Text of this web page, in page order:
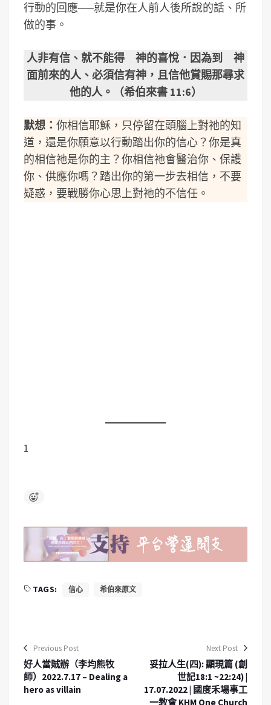
行動的回應──就是你在人前人後所說的話、所
做的事。
人非有信、就不能得 神的喜悅．因為到 神
面前來的人、必須信有神，且信他賞賜那尋求
他的人。（希伯來書 11:6）
默想： 你相信耶穌，只停留在頭腦上對祂的知
道，還是你願意以行動踏出你的信心？你是真
的相信祂是你的主？你相信祂會醫治你、保護
你、供應你嗎？踏出你的第一步去相信，不要
疑惑，要戰勝你心思上對祂的不信任。
1
TAGS: 信心 希伯來原文
Previous Post
好人當賊辦（李均熊牧
師）2022.7.17 – Dealing a
hero as villain
Next Post
妥拉人生(四): 顯現篇 (創
世記18:1 ~22:24) |
17.07.2022 | 國度禾場事工
一教會 KHM One Church